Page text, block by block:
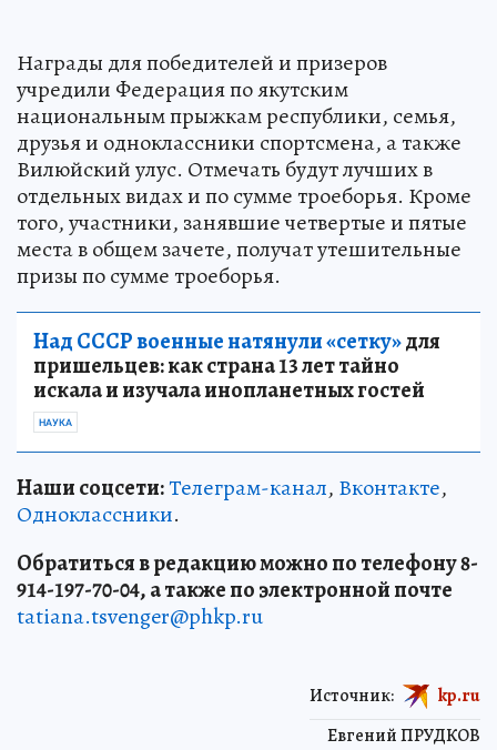
Награды для победителей и призеров
учредили Федерация по якутским
национальным прыжкам республики, семья,
друзья и одноклассники спортсмена, а также
Вилюйский улус. Отмечать будут лучших в
отдельных видах и по сумме троеборья. Кроме
того, участники, занявшие четвертые и пятые
места в общем зачете, получат утешительные
призы по сумме троеборья.
Над СССР военные натянули «сетку»для
пришельцев: как страна 13 лет тайно
искала и изучала инопланетных гостей
НАУКА
Наши соцсети:Телеграм-канал, Вконтакте,
Одноклассники.
Обратиться в редакцию можно по телефону 8-
914-197-70-04, а также по электронной почте
tatiana.tsvenger@phkp.ru
Евгений ПРУДКОВ
Источник: kp.ru